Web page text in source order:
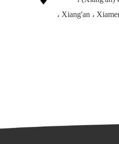
منطقة Torch High-Tech ، مقاطعة Xiang'an ، Xiamen ، Fujian ،